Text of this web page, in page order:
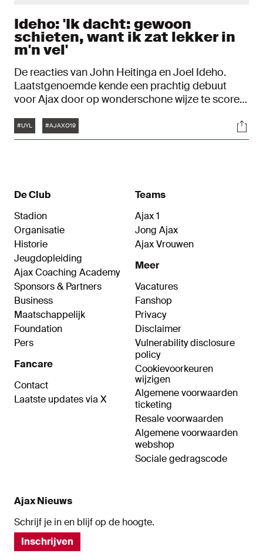
Ideho: 'Ik dacht: gewoon
schieten, want ik zat lekker in
m'n vel'
De reacties van John Heitinga en Joel Ideho.
Laatstgenoemde kende een prachtig debuut
voor Ajax door op wonderschone wijze te scoren
Midtjylland.
Tags
#UYL #AJAXO19
De Club
Stadion
Organisatie
Historie
Jeugdopleiding
Ajax Coaching Academy
Sponsors & Partners
Business
Maatschappelijk
Foundation
Pers
Fancare
Contact
Laatste updates via X
Teams
Ajax 1
Jong Ajax
Ajax Vrouwen
Meer
Vacatures
Fanshop
Privacy
Disclaimer
Vulnerability disclosure
policy
Cookievoorkeuren
wijzigen
Algemene voorwaarden
ticketing
Resale voorwaarden
Algemene voorwaarden
webshop
Sociale gedragscode
Ajax Nieuws
Schrijf je in en blijf op de hoogte.
Inschrijven